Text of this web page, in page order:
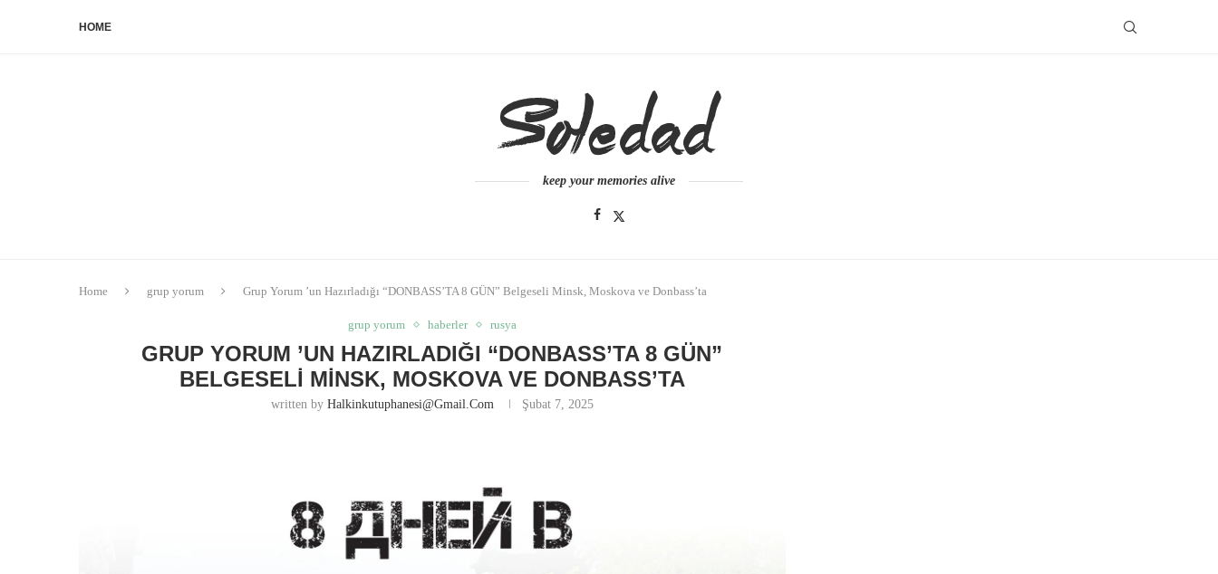
HOME
keep your memories alive
Home grup yorum Grup Yorum ’un Hazırladığı “DONBASS’TA 8 GÜN” Belgeseli Minsk, Moskova ve Donbass’ta
grup yorum haberler rusya
GRUP YORUM ’UN HAZIRLADIĞI “DONBASS’TA 8 GÜN”
BELGESELI MINSK, MOSKOVA VE DONBASS’TA
written by Halkinkutuphanesi@gmail.com Şubat 7, 2025